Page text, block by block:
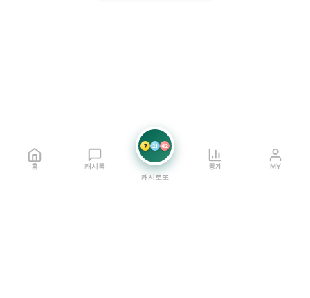
홈 캐시톡
7 21 42
캐시로또
통계 MY